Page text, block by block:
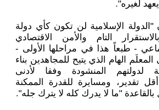
لغيره".
الإسلامية لن تكون كأي دولة
التام والأمن الاقتصادي
- طبعاً هذا في مراحلها الأولى -
الهام الذي يتيح للمجاهدين بناء
لدولتهم المنشودة وفقا لأدنى
تقدير، ومسايرة للقدرة الممكنة
بالقاعدة "ما لا يدرك كله لا يترك جله".